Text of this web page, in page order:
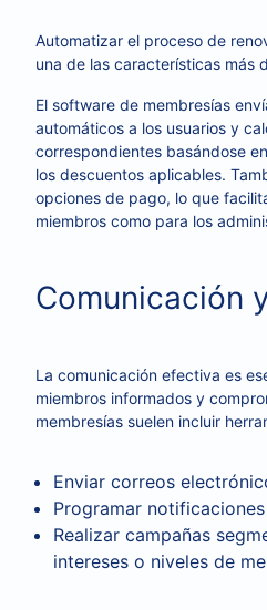
Automatizar el proceso de
una de las características más
El software de membresías
automáticos a los usuarios y
correspondientes basándose
los descuentos aplicables.
opciones de pago, lo que
miembros como para los
Comunicación
La comunicación efectiva es
miembros informados y
membresías suelen incluir
Enviar correos
Programar
Realizar campañas
intereses o niveles de